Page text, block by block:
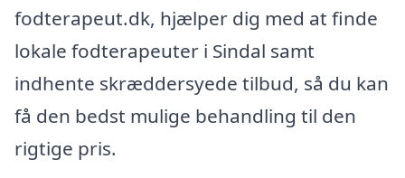
fodterapeut.dk, hjælper dig med at finde
lokale fodterapeuter i Sindal samt
indhente skræddersyede tilbud, så du kan
få den bedst mulige behandling til den
rigtige pris.